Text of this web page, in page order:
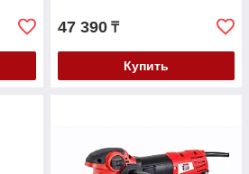
47 390 ₸
Купить